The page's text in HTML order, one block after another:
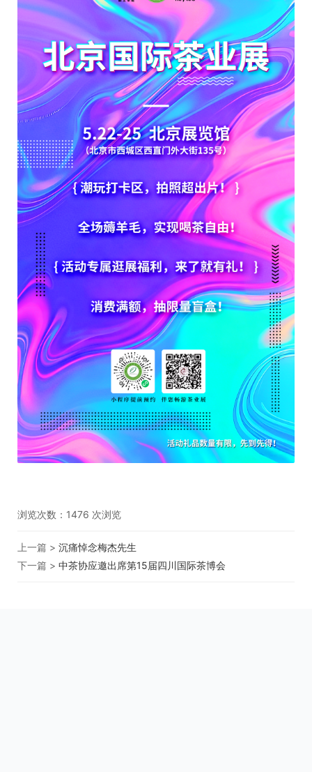
浏览次数： 1476 次浏览
上一篇 > 沉痛悼念梅杰先生
下一篇 > 中茶协应邀出席第15届四川国际茶博会